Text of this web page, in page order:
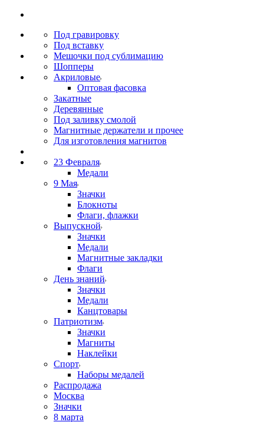
Под гравировку
Под вставку
Мешочки под сублимацию
Шопперы
Акриловые
Оптовая фасовка
Закатные
Деревянные
Под заливку смолой
Магнитные держатели и прочее
Для изготовления магнитов
23 Февраля
Медали
9 Мая
Значки
Блокноты
Флаги, флажки
Выпускной
Значки
Медали
Магнитные закладки
Флаги
День знаний
Значки
Медали
Канцтовары
Патриотизм
Значки
Магниты
Наклейки
Спорт
Наборы медалей
Распродажа
Москва
Значки
8 марта